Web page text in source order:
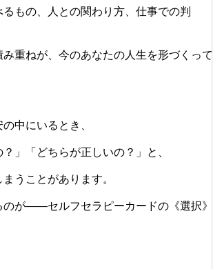
もの、人との関わり方、仕事での判
重ねが、今のあなたの人生を形づくって
中にいるとき、
？」「どちらが正しいの？」と、
うことがあります。
のが――セルフセラピーカードの《選択》